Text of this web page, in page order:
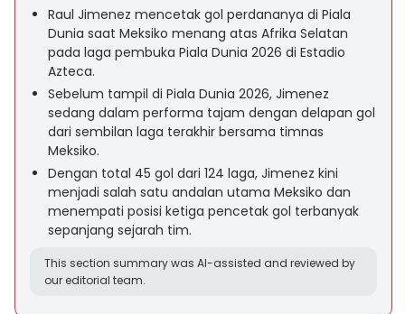
Raul Jimenez mencetak gol perdananya di Piala
Dunia saat Meksiko menang atas Afrika Selatan
pada laga pembuka Piala Dunia 2026 di Estadio
Azteca.
Sebelum tampil di Piala Dunia 2026, Jimenez
sedang dalam performa tajam dengan delapan gol
dari sembilan laga terakhir bersama timnas
Meksiko.
Dengan total 45 gol dari 124 laga, Jimenez kini
menjadi salah satu andalan utama Meksiko dan
menempati posisi ketiga pencetak gol terbanyak
sepanjang sejarah tim.
This section summary was AI-assisted and reviewed by
our editorial team.